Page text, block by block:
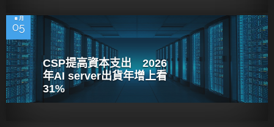
8 月
05
CSP提高資本支出 2026
年AI server出貨年增上看
31%